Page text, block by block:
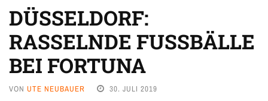
DÜSSELDORF:
RASSELNDE FUSSBÄLLE B
EI FORTUNA
VON UTE NEUBAUER 30. JULI 2019